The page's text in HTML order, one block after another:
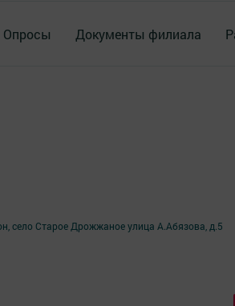
Опросы Документы филиала
село Старое Дрожжаное улица А.Абязова, д.5